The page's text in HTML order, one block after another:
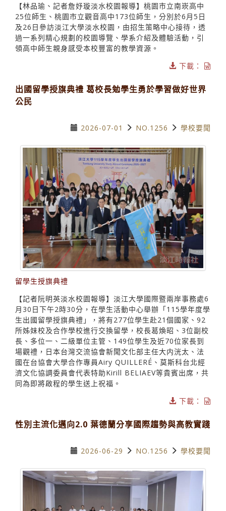
【林品瑜、記者詹妤璇淡水校園報導】桃園市立南崁高中
25位師生、桃園市立觀音高中173位師生，分別於6月5日
及26日參訪淡江大學淡水校園，由招生策略中心接待，透
過一系列精心規劃的校園導覽、學系介紹及體驗活動，引
領高中師生親身感受本校豐富的教學資源。
下載：
出國留學授旗典禮 葛校長勉學生勇於學習做好世界
公民
2026-07-01 NO.1256 學校要聞
留學生授旗典禮
【記者阮明英淡水校園報導】淡江大學國際暨兩岸事務處6
月30日下午2時30分，在學生活動中心舉辦「115學年度學
生出國留學授旗典禮」，將有277位學生赴21個國家、92
所姊妹校及合作學校進行交換留學，校長葛煥昭、3位副校
長、多位一、二級單位主管、149位學生及近70位家長到
場觀禮，日本台灣交流協會新聞文化部主任大内洸太、法
國在台協會大學合作專員Airy QUILLERÉ、莫斯科台北經
濟文化協調委員會代表特助Kirill BELIAEV等貴賓出席，共
同為即將啟程的學生送上祝福。
下載：
性別主流化邁向2.0 葉德蘭分享國際趨勢與高教實踐
2026-06-29 NO.1256 學校要聞